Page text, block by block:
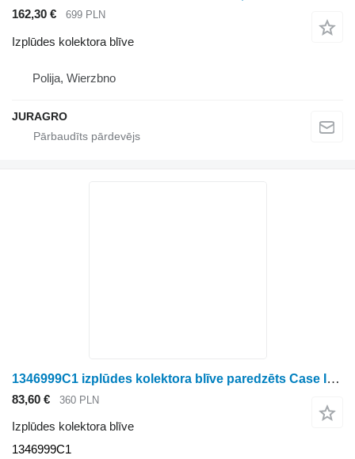
162,30 €
699 PLN
Izplūdes kolektora blīve
Polija, Wierzbno
JURAGRO
1346999C1 izplūdes kolektora blīve paredzēts Case IH riteņtraktora
83,60 € 360 PLN
Izplūdes kolektora blīve
1346999C1